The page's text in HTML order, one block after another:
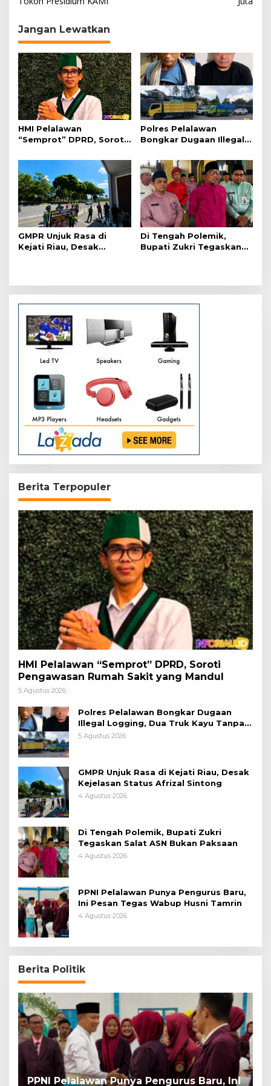
v
i
g
a
s
i
p
o
s
Jangan Lewatkan
HMI Pelalawan
“Semprot” DPRD, Soroti
Sakit yang Mandul
Polres Pelalawan
Bongkar Dugaan Illegal
Tanpa Dokumen
Diamankan
GMPR Unjuk Rasa di
Kejati Riau, Desak
Di Tengah Polemik,
Bupati Zukri Tegaskan
Berita Terpopuler
HMI Pelalawan “Semprot” DPRD, Soroti
Pengawasan Rumah Sakit yang Mandul
5 Agustus 2026
Polres Pelalawan Bongkar Dugaan
Illegal Logging, Dua Truk Kayu Tanpa
Dokumen Diamankan
5 Agustus 2026
GMPR Unjuk Rasa di Kejati Riau, Desak
Kejelasan Status Afrizal Sintong
4 Agustus 2026
Di Tengah Polemik, Bupati Zukri
Tegaskan Salat ASN Bukan Paksaan
4 Agustus 2026
PPNI Pelalawan Punya Pengurus Baru,
Ini Pesan Tegas Wabup Husni Tamrin
4 Agustus 2026
Berita Politik
Punya Pengurus Baru, Ini
Bentrok